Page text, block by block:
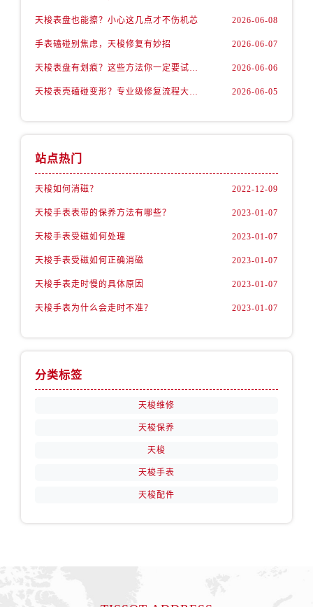
天梭表盘也能擦？小心这几点才不伤机芯 2026-06-08
手表磕碰别焦虑，天梭修复有妙招 2026-06-07
天梭表盘有划痕？这些方法你一定要试试！ 2026-06-06
天梭表壳磕碰变形？专业级修复流程大公开 2026-06-05
站点热门
天梭如何消磁？ 2022-12-09
天梭手表表带的保养方法有哪些？ 2023-01-07
天梭手表受磁如何处理 2023-01-07
天梭手表受磁如何正确消磁 2023-01-07
天梭手表走时慢的具体原因 2023-01-07
天梭手表为什么会走时不准？ 2023-01-07
分类标签
天梭维修
天梭保养
天梭
天梭手表
天梭配件